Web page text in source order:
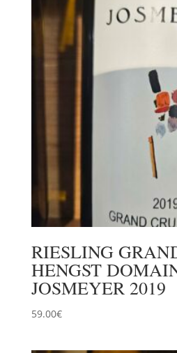
RIESLING
HENGST
JOSMEYER 2019
59.00€